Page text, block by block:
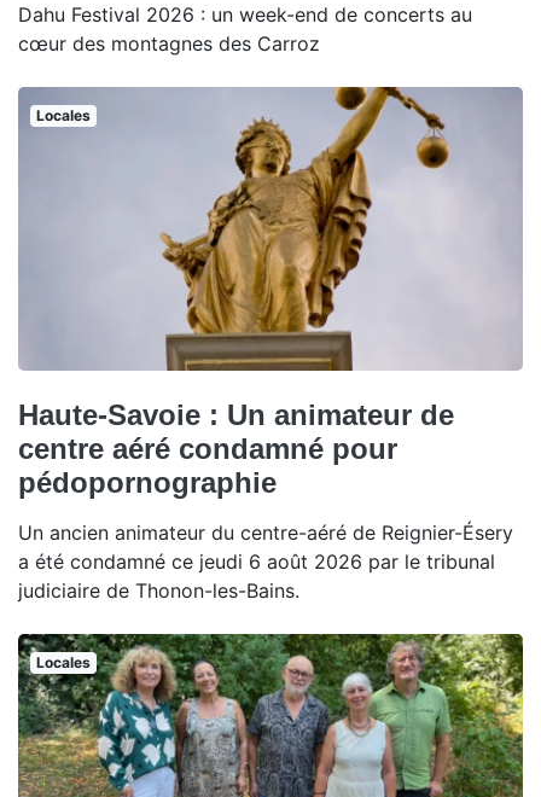
Dahu Festival 2026 : un week-end de concerts au
cœur des montagnes des Carroz
Locales
Haute-Savoie : Un animateur de
centre aéré condamné pour
pédopornographie
Un ancien animateur du centre-aéré de Reignier-Ésery
a été condamné ce jeudi 6 août 2026 par le tribunal
judiciaire de Thonon-les-Bains.
Locales